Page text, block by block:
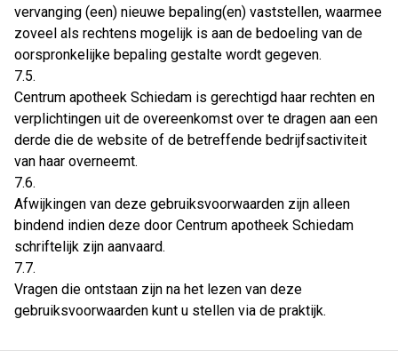
vervanging (een) nieuwe bepaling(en) vaststellen, waarmee
zoveel als rechtens mogelijk is aan de bedoeling van de
oorspronkelijke bepaling gestalte wordt gegeven.
7.5.
Centrum apotheek Schiedam is gerechtigd haar rechten en
verplichtingen uit de overeenkomst over te dragen aan een
derde die de website of de betreffende bedrijfsactiviteit
van haar overneemt.
7.6.
Afwijkingen van deze gebruiksvoorwaarden zijn alleen
bindend indien deze door Centrum apotheek Schiedam
schriftelijk zijn aanvaard.
7.7.
Vragen die ontstaan zijn na het lezen van deze
gebruiksvoorwaarden kunt u stellen via de praktijk.